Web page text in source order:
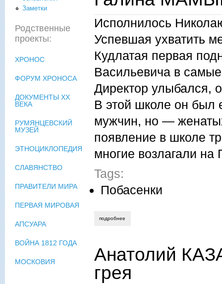
Исполнилось
Успевшая ухватить
Кудлатая первая
Васильевича в
Директор улыбался,
В этой школе он был
мужчин, но —
появление в школе
многие возлагали
Tags:
Побасенки
подробнее
Анатолий
грея
Заметки
Родственные
проекты:
ХРОНОС
ФОРУМ ХРОНОСА
ДОКУМЕНТЫ XX
ВЕКА
РУМЯНЦЕВСКИЙ
МУЗЕЙ
ЭТНОЦИКЛОПЕДИЯ
СЛАВЯНСТВО
ПРАВИТЕЛИ МИРА
ПЕРВАЯ МИРОВАЯ
АПСУАРА
ВОЙНА 1812 ГОДА
МОСКОВИЯ